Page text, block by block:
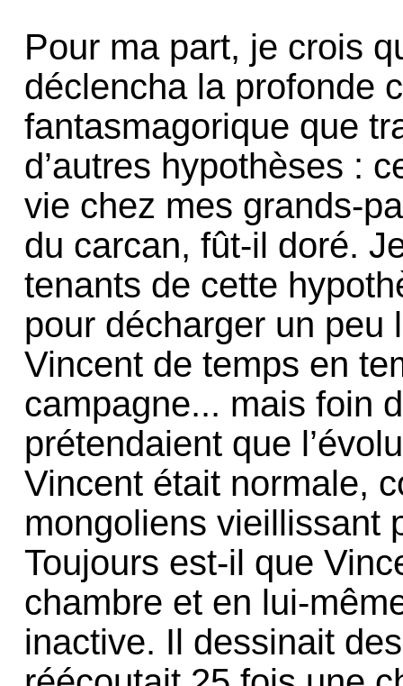
Pour ma part, je crois
déclencha la profonde
fantasmagorique que
d’autres hypothèses :
vie chez mes grands-
du carcan, fût-il doré.
tenants de cette
pour décharger un peu
Vincent de temps en
campagne... mais foin
prétendaient que
Vincent était normale,
mongoliens vieillissant
Toujours est-il que
chambre et en lui-
inactive. Il dessinait